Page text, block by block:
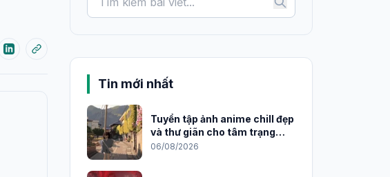
Tin mới nhất
Tuyển tập ảnh anime chill đẹp
và thư giãn cho tâm trạng
2026
06/08/2026